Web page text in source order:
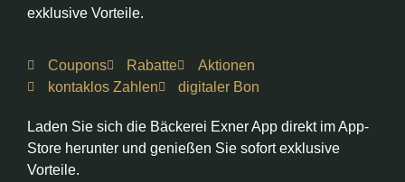
exklusive Vorteile.
Coupons Rabatte
Aktionen
kontaklos Zahlen
digitaler Bon
Laden Sie sich die Bäckerei Exner App direkt im App-
Store herunter und genießen Sie sofort exklusive
Vorteile.